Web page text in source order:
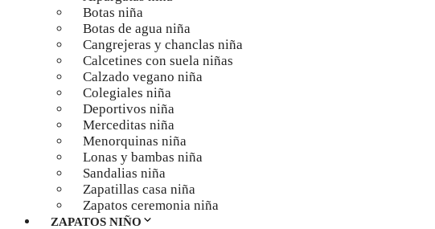
Botas niña
Botas de agua niña
Cangrejeras y chanclas niña
Calcetines con suela niñas
Calzado vegano niña
Colegiales niña
Deportivos niña
Merceditas niña
Menorquinas niña
Lonas y bambas niña
Sandalias niña
Zapatillas casa niña
Zapatos ceremonia niña
ZAPATOS NIÑO